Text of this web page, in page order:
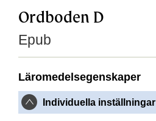
Ordboden D
Epub
Läromedelsegenskaper
Individuella inställningar